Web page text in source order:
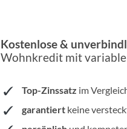
Kostenlose &
Wohnkredit mit
Top-Zinssatz im
garantiert keine